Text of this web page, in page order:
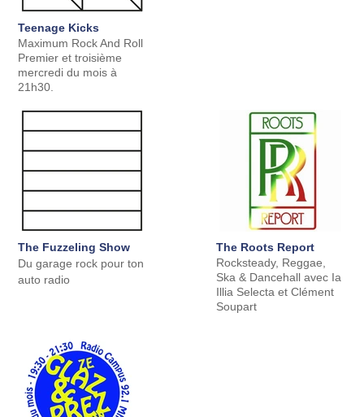
Teenage Kicks
Maximum Rock And Roll
Premier et troisième
mercredi du mois à
21h30.
The Fuzzeling Show
Du garage rock pour ton
auto radio
The Roots Report
Rocksteady, Reggae,
Ska & Dancehall avec Ia
Illia Selecta et Clément
Soupart